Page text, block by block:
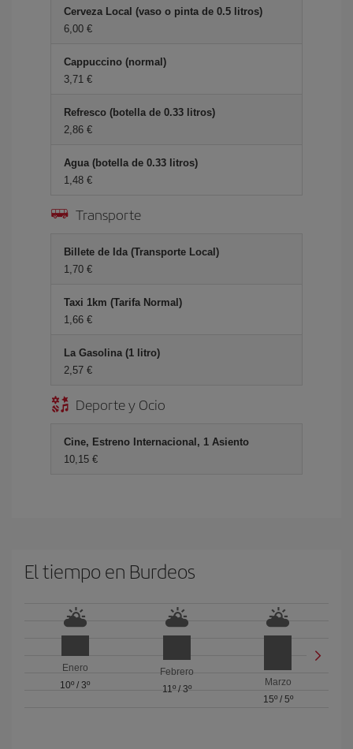
Cerveza Local (vaso o pinta de 0.5 litros)
6,00
Cappuccino (normal)
3,71
Refresco (botella de 0.33 litros)
2,86
Agua (botella de 0.33 litros)
1,48
Transporte
Billete de Ida (Transporte Local)
1,70
Taxi 1km (Tarifa Normal)
1,66
La Gasolina (1 litro)
2,57
Deporte y Ocio
Cine, Estreno Internacional, 1 Asiento
10,15
El tiempo en Burdeos
Enero
10º /3º
Febrero
11º/ 3º
Marzo
15º/ 5º